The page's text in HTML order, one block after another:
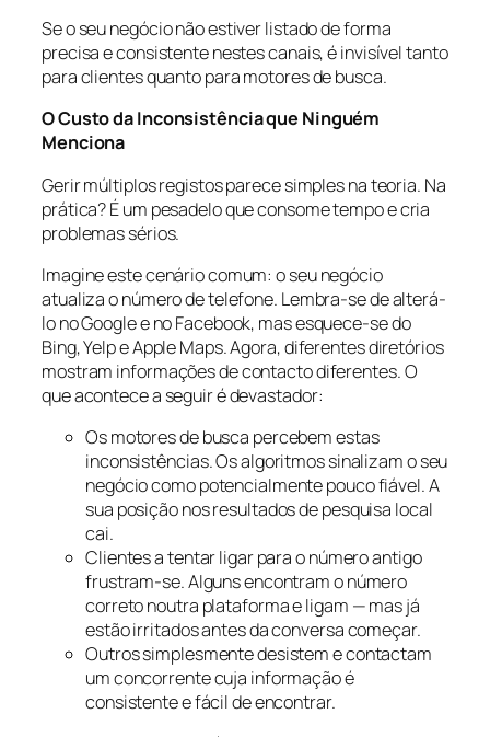
Se o seu negócio não estiver listado de forma
precisa e consistente nestes canais, é invisível tanto
para clientes quanto para motores de busca.
O Custo da Inconsistência que Ninguém
Menciona
Gerir múltiplos registos parece simples na teoria. Na
prática? É um pesadelo que consome tempo e cria
problemas sérios.
Imagine este cenário comum: o seu negócio
atualiza o número de telefone. Lembra-se de alterá-
lo no Google e no Facebook, mas esquece-se do
Bing, Yelp e Apple Maps. Agora, diferentes diretórios
mostram informações de contacto diferentes. O
que acontece a seguir é devastador:
Os motores de busca percebem estas
inconsistências. Os algoritmos sinalizam o seu
negócio como potencialmente pouco fiável. A
sua posição nos resultados de pesquisa local
cai.
Clientes a tentar ligar para o número antigo
frustram-se. Alguns encontram o número
correto noutra plataforma e ligam — mas já
estão irritados antes da conversa começar.
Outros simplesmente desistem e contactam
um concorrente cuja informação é
consistente e fácil de encontrar.